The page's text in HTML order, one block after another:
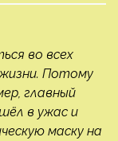
во всех
Потому
главный
в ужас и
маску на